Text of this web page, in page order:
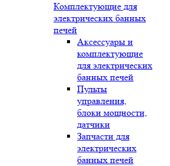
Комплектующие для
электрических банных
печей
Аксессуары и
комплектующие
для электрических
банных печей
Пульты
управления,
блоки мощности,
датчики
Запчасти для
электрических
банных печей